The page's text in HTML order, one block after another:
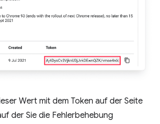
Wert mit dem Token auf der Seite
der Sie die Fehlerbehebung